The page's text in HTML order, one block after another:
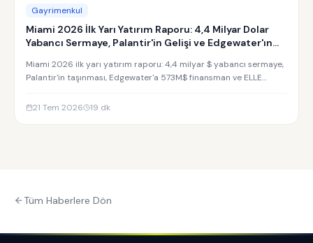
Gayrimenkul
Miami 2026 İlk Yarı Yatırım Raporu: 4,4 Milyar Dolar
Yabancı Sermaye, Palantir'in Gelişi ve Edgewater'ın
Miami 2026 ilk yarı yatırım raporu: 4,4 milyar $ yabancı sermaye,
Palantir'in taşınması, Edgewater'a 573M$ finansman ve ELLE
21 Tem 2026
19 dk
Tüm Haberlere Dön